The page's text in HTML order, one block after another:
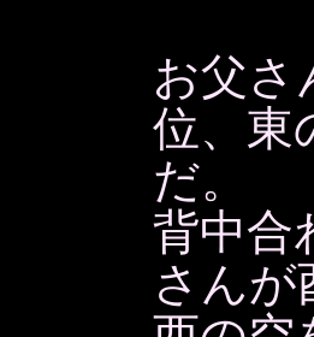
お父さ
位、東
だ。
背中合
さんが